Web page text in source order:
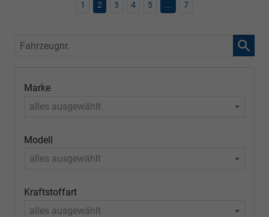
1 2 3 4 5 ... 7
Fahrzeugnr.
Marke
alles ausgewählt
Modell
alles ausgewählt
Kraftstoffart
alles ausgewählt